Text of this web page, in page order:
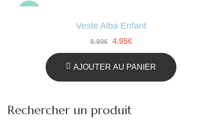
Veste Alba Enfant
9.90€ Le
était :
9.90€.
4.95€Le
est :
4.95€.
AJOUTER AU PANIER
Rechercher un produit